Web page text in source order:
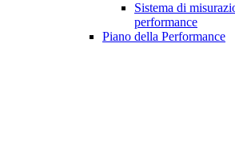
Sistema di
performance
Piano della Performance